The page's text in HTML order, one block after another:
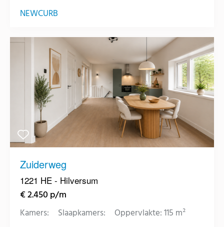
NEWCURB
Zuiderweg
1221 HE - Hilversum
€ 2.450 p/m
Kamers: Slaapkamers:
Oppervlakte: 115 m²